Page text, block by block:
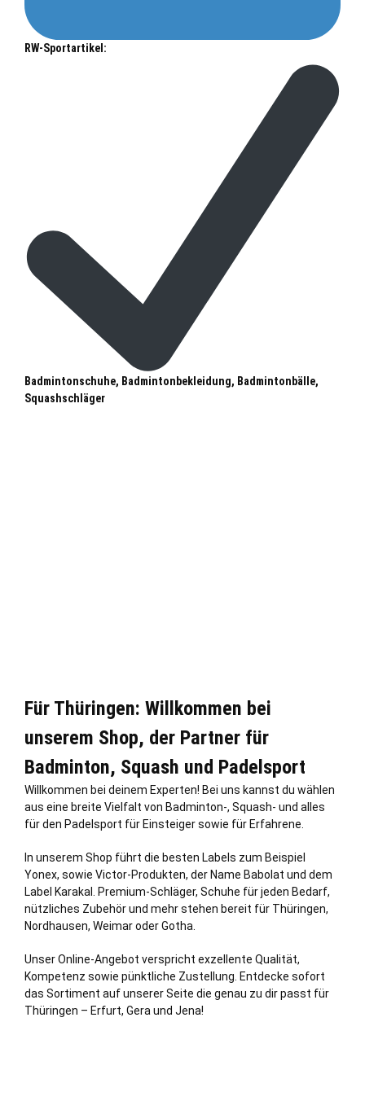
RW-Sportartikel:
Badmintonschuhe, Badmintonbekleidung, Badmintonbälle,
Squashschläger
Für Thüringen: Willkommen bei
unserem Shop, der Partner für
Badminton, Squash und Padelsport
Willkommen bei deinem Experten! Bei uns kannst du wählen
aus eine breite Vielfalt von Badminton-, Squash- und alles
für den Padelsport für Einsteiger sowie für Erfahrene.
In unserem Shop führt die besten Labels zum Beispiel
Yonex, sowie Victor-Produkten, der Name Babolat und dem
Label Karakal. Premium-Schläger, Schuhe für jeden Bedarf,
nützliches Zubehör und mehr stehen bereit für Thüringen,
Nordhausen, WeimaroderGotha
Unser Online-Angebot verspricht exzellente Qualität,
Kompetenz sowie pünktliche Zustellung. Entdecke sofort
das Sortiment auf unserer Seite die genau zu dir passt für
Thüringen – Erfurt, Gera und Jena!